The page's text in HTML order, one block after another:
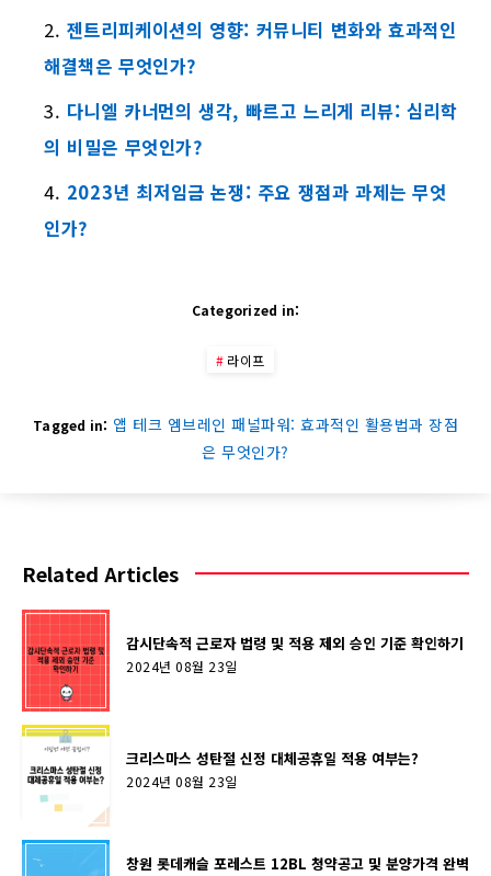
젠트리피케이션의 영향: 커뮤니티 변화와 효과적인
해결책은 무엇인가?
다니엘 카너먼의 생각, 빠르고 느리게 리뷰: 심리학
의 비밀은 무엇인가?
2023년 최저임금 논쟁: 주요 쟁점과 과제는 무엇
인가?
Categorized in:
라이프
Tagged in: 앱 테크 엠브레인 패널파워: 효과적인 활용법과 장점
은 무엇인가?
Related Articles
감시단속적 근로자 법령 및 적용 제외 승인 기준 확인하기
2024년 08월 23일
크리스마스 성탄절 신정 대체공휴일 적용 여부는?
2024년 08월 23일
창원 롯데캐슬 포레스트 12BL 청약공고 및 분양가격 완벽